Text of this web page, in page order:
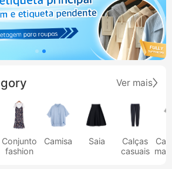
Ver mais
Conjunto
fashion
Camisa Saia
Calças
casuais